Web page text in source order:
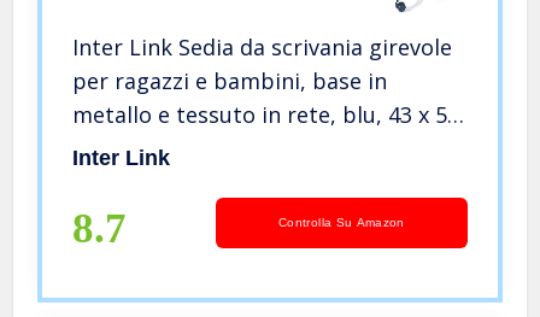
Inter Link Sedia da scrivania girevole
per ragazzi e bambini, base in
metallo e tessuto in rete, blu, 43 x 56
x 88-98 cm
Inter Link
8.7 Controlla Su Amazon